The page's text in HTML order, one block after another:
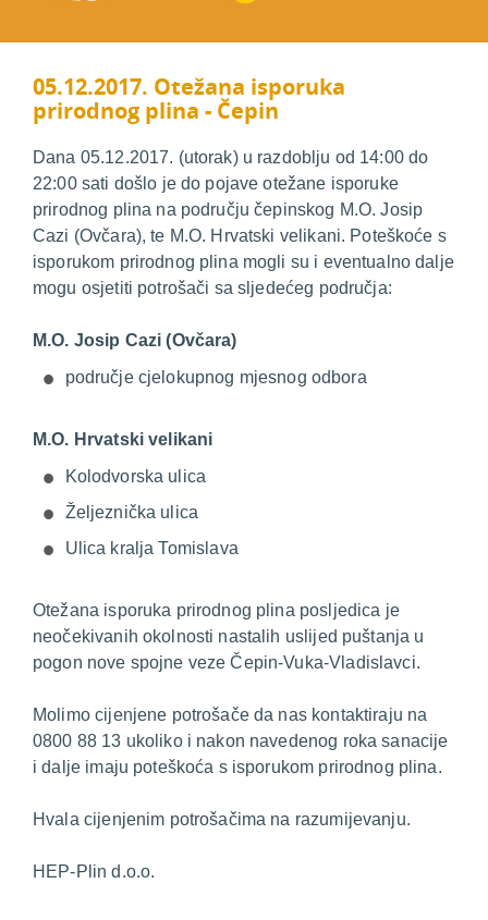
05.12.2017. Otežana isporuka
prirodnog plina - Čepin
Dana 05.12.2017. (utorak) u razdoblju od 14:00 do
22:00 sati došlo je do pojave otežane isporuke
prirodnog plina na području čepinskog M.O. Josip
Cazi (Ovčara), te M.O. Hrvatski velikani. Poteškoće s
isporukom prirodnog plina mogli su i eventualno dalje
mogu osjetiti potrošači sa sljedećeg područja:
M.O. Josip Cazi (Ovčara)
područje cjelokupnog mjesnog odbora
M.O. Hrvatski velikani
Kolodvorska ulica
Željeznička ulica
Ulica kralja Tomislava
Otežana isporuka prirodnog plina posljedica je
neočekivanih okolnosti nastalih uslijed puštanja u
pogon nove spojne veze Čepin-Vuka-Vladislavci.
Molimo cijenjene potrošače da nas kontaktiraju na
0800 88 13 ukoliko i nakon navedenog roka sanacije
i dalje imaju poteškoća s isporukom prirodnog plina.
Hvala cijenjenim potrošačima na razumijevanju.
HEP-Plin d.o.o.